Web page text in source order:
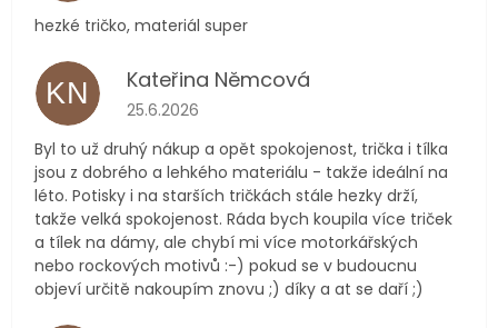
hezké tričko, materiál super
KN Kateřina Němcová
Hodnocení obchodu je 5 z 5 hvězdiček.
25.6.2026
Byl to už druhý nákup a opět spokojenost, trička i tílka
jsou z dobrého a lehkého materiálu - takže ideální na
léto. Potisky i na starších tričkách stále hezky drží,
takže velká spokojenost. Ráda bych koupila více triček
a tílek na dámy, ale chybí mi více motorkářských
nebo rockových motivů :-) pokud se v budoucnu
objeví určitě nakoupím znovu ;) díky a at se daří ;)